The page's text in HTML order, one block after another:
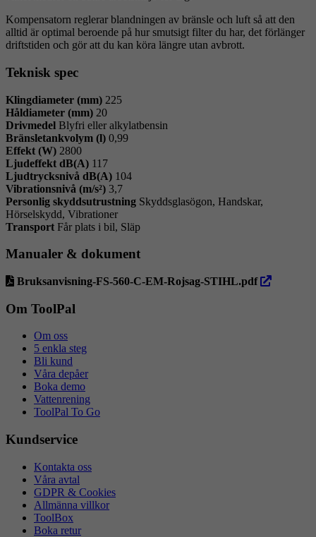
Kompensatorn reglerar blandningen av bränsle och luft så att den
alltid är optimal beroende på hur smutsigt filter du har, det förlänger
driftstiden och gör att du kan köra längre utan avbrott.
Teknisk spec
Klingdiameter (mm) 225
Håldiameter (mm) 20
Drivmedel Blyfri eller alkylatbensin
Bränsletankvolym (l) 0,99
Effekt (W) 2800
Ljudeffekt dB(A) 117
Ljudtrycksnivå dB(A) 104
Vibrationsnivå (m/s²) 3,7
Personlig skyddsutrustning Skyddsglasögon, Handskar,
Hörselskydd, Vibrationer
Transport Får plats i bil, Släp
Manualer & dokument
Bruksanvisning-FS-560-C-EM-Rojsag-STIHL.pdf öppna
Om ToolPal
Om oss
5 enkla steg
Bli kund
Våra depåer
Boka demo
Vattenrening
ToolPal To Go
Kundservice
Kontakta oss
Våra avtal
GDPR & Cookies
Allmänna villkor
ToolBox
Boka retur